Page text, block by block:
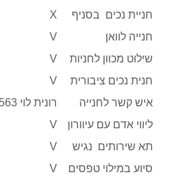
חניית נכים בסניף
X
חנייה לוואן
V
שילוט מכוון לחניות
V
חנית נכים ציבורית
V
איש קשר לחנייה
רונית לוי 0508290563
ליווי אדם עם עיוורון
V
תא שירותים נגיש
V
סיוע במילוי טפסים
V